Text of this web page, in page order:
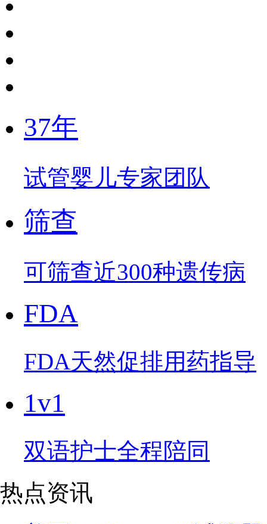
37年
试管婴儿专家团队
筛查
可筛查近300种遗传病
FDA
FDA天然促排用药指导
1v1
双语护士全程陪同
热点资讯